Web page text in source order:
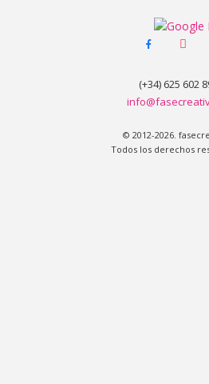
facebook-
(+34) 625 602
© 2012-2026.
Todos los derechos